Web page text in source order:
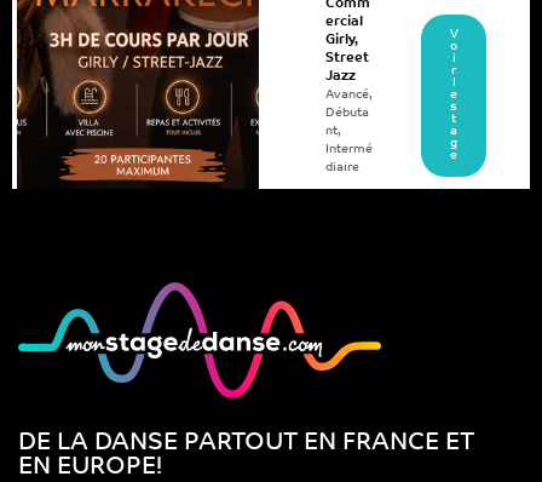
Comm
ercial
Girly,
Street
Jazz
Avancé,
Débuta
nt,
Intermé
diaire
V
o
i
r
l
e
s
t
a
g
e
DE LA DANSE PARTOUT EN FRANCE ET
EN EUROPE!